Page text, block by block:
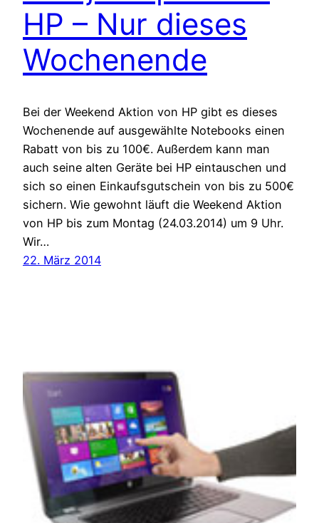
HP – Nur dieses
Wochenende
Bei der Weekend Aktion von HP gibt es dieses
Wochenende auf ausgewählte Notebooks einen
Rabatt von bis zu 100€. Außerdem kann man
auch seine alten Geräte bei HP eintauschen und
sich so einen Einkaufsgutschein von bis zu 500€
sichern. Wie gewohnt läuft die Weekend Aktion
von HP bis zum Montag (24.03.2014) um 9 Uhr.
Wir…
22. März 2014